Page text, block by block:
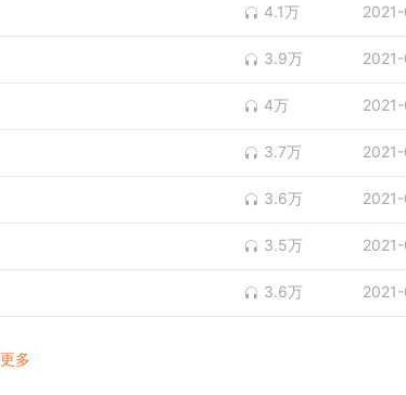
4.1万
3.9万
4万
3.7万
3.6万
3.5万
3.6万
多